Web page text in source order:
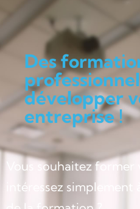
Des
développer
entreprise !
Vous souhaitez former
intéressez simplement